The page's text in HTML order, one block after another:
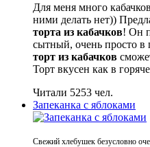
Для меня много
ними делать нет))
торта из кабачков! Он
сытный, очень просто в
торт из кабачков
Торт вкусен как в
Читали 5253 чел.
Запеканка с яблоками
Свежий хлебушек безусловно